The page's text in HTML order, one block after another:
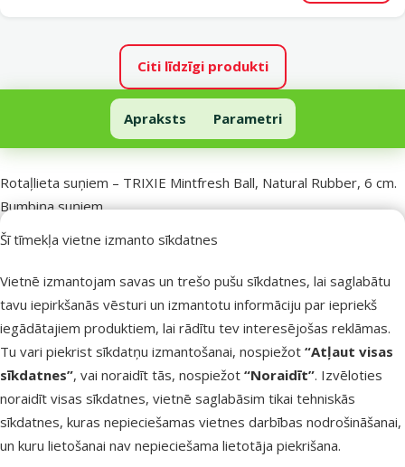
Šī tīmekļa vietne izmanto sīkdatnes
Vietnē izmantojam savas un trešo pušu sīkdatnes, lai saglabātu
tavu iepirkšanās vēsturi un izmantotu informāciju par iepriekš
iegādātajiem produktiem, lai rādītu tev interesējošas reklāmas.
Tu vari piekrist sīkdatņu izmantošanai, nospiežot “Atļaut visas
sīkdatnes”, vai noraidīt tās, nospiežot “Noraidīt”. Izvēloties
noraidīt visas sīkdatnes, vietnē saglabāsim tikai tehniskās
sīkdatnes, kuras nepieciešamas vietnes darbības nodrošināšanai,
un kuru lietošanai nav nepieciešama lietotāja piekrišana.
Citi līdzīgi produkti
Rotaļlieta suņiem – TRIXIE Mintfresh Ball, Natural Rubber, 6 cm
Apraksts Parametri
Uz lapas sākumu
superzoo.product.detail.content
Rotaļlieta suņiem – TRIXIE Mintfresh Ball, Natural Rubber, 6 cm.
Bumbiņa suņiem.
Izgatavota no dabīgas gumijas;
Ar piparmētru garšu;
Palīdz uzturēt labu mutes dobuma higiēnu, kā arī masē
smaganas;
Novērš zobakmens veidošanos.
Diametrs: 6 cm.
Parametri
Suņa lielums
Mazs, Vidējs
Suņa vecums
Kucēns, Pieaudzis, Seniors